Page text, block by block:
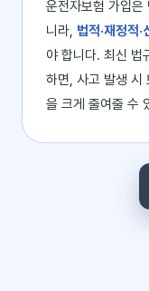
운전자보험 가입은
니라, 법적·재정적
야 합니다. 최신 법
하면, 사고 발생 시
을 크게 줄여줄 수